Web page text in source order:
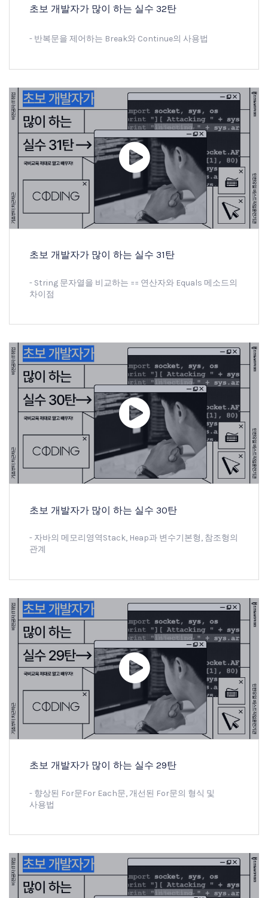
초보 개발자가 많이 하는 실수 32탄
- 반복문을 제어하는 Break와 Continue의 사용법
초보 개발자가 많이 하는 실수 31탄
- String 문자열을 비교하는 == 연산자와 Equals 메소드의
차이점
초보 개발자가 많이 하는 실수 30탄
- 자바의 메모리영역Stack, Heap과 변수기본형, 참조형의
관계
초보 개발자가 많이 하는 실수 29탄
- 향상된 For문for Each문, 개선된 For문의 형식 및
사용법